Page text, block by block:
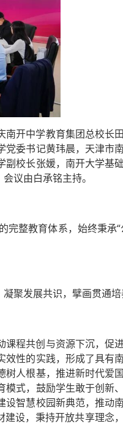
开中学教育集团总校长
委书记黄玮晨，天津市
校长张媛，南开大学基
议由白承铭主持。
整教育体系，始终秉承“
聚发展共识，擘画贯通培
程共创与资源下沉，促
性的实践，形成了具有
人根基，推进新时代爱
式，鼓励学生敢于创新、
智慧校园新典范，推动
建设，秉持开放共享理念